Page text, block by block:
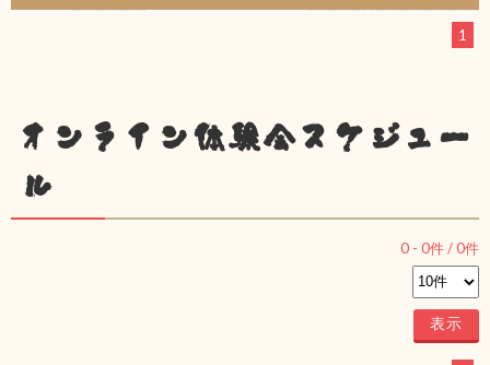
1
オンライン体験会スケジュー
ル
0 - 0件 /0件